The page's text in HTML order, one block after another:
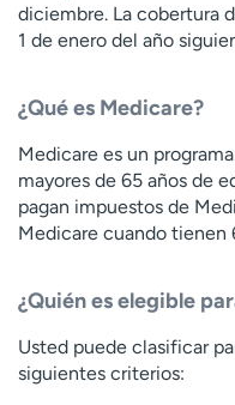
diciembre. La cobertura
1 de enero del año
¿Qué es Medicare?
Medicare es un
mayores de 65 años de
pagan impuestos de
Medicare cuando tienen
¿Quién es elegible
Usted puede clasificar
siguientes criterios: